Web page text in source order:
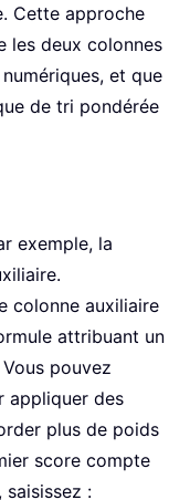
Cette approche
les deux colonnes
et que
de tri pondérée
exemple, la
colonne auxiliaire
attribuant un
pouvez
appliquer des
plus de poids
score compte
: